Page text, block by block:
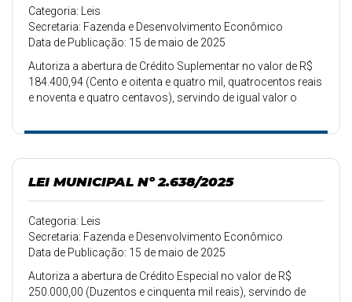
Categoria: Leis
Secretaria: Fazenda e Desenvolvimento Econômico
Data de Publicação: 15 de maio de 2025
Autoriza a abertura de Crédito Suplementar no valor de R$
184.400,94 (Cento e oitenta e quatro mil, quatrocentos reais
e noventa e quatro centavos), servindo de igual valor o
LEI MUNICIPAL Nº 2.638/2025
Categoria: Leis
Secretaria: Fazenda e Desenvolvimento Econômico
Data de Publicação: 15 de maio de 2025
Autoriza a abertura de Crédito Especial no valor de R$
250.000,00 (Duzentos e cinquenta mil reais), servindo de